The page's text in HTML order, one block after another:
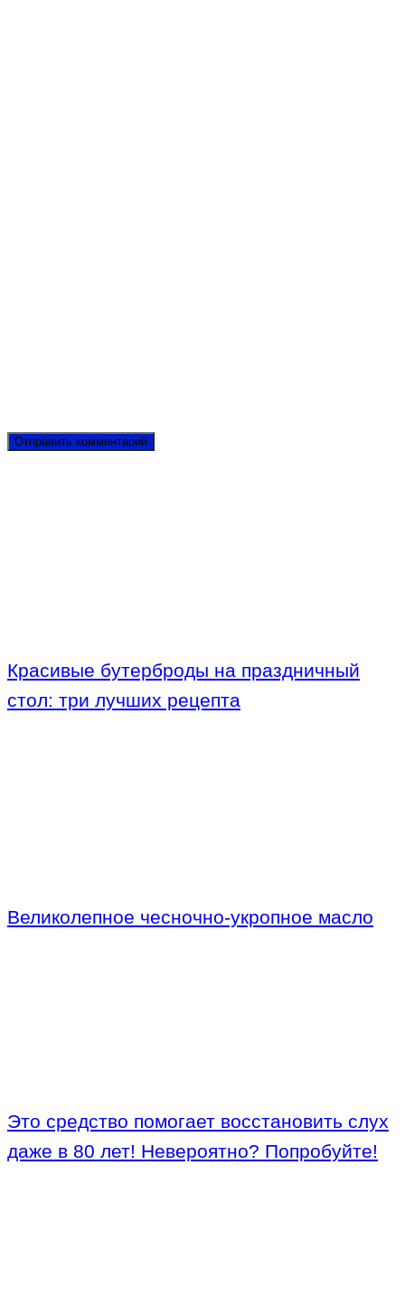
Красивые бутерброды на праздничный
стол: три лучших рецепта
Великолепное чесночно-укропное масло
Это средство помогает восстановить слух
даже в 80 лет! Невероятно? Попробуйте!